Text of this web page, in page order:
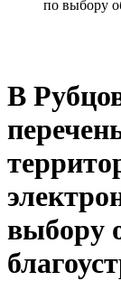
по выбору
В
выбору